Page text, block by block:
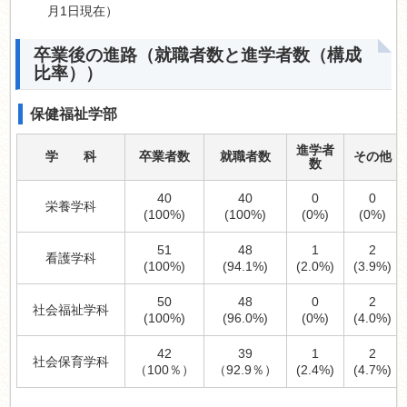
月1日現在）
卒業後の進路（就職者数と進学者数（構成
比率））
保健福祉学部
学 科 卒業者数 就職者数
進学者
数
その他
栄養学科
40
(100%)
40
(100%)
0
(0%)
0
(0%)
看護学科
51
(100%)
48
(94.1%)
1
(2.0%)
2
(3.9%)
社会福祉学科
50
(100%)
48
(96.0%)
0
(0%)
2
(4.0%)
社会保育学科
42
（100％）
39
（92.9％）
1
(2.4%)
2
(4.7%)